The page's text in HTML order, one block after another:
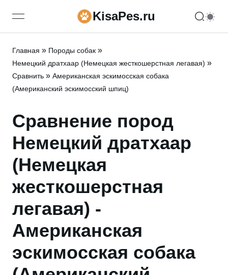
open navigation menuKisaPes.ru
Главная » Породы собак »
Немецкий дратхаар (Немецкая жесткошерстная легавая) »
Сравнить » Американская эскимосская собака
(Американский эскимосский шпиц)
Сравнение пород
Немецкий дратхаар
(Немецкая
жесткошерстная
легавая) -
Американская
эскимосская собака